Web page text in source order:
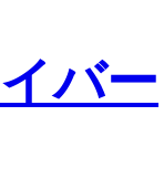
バー